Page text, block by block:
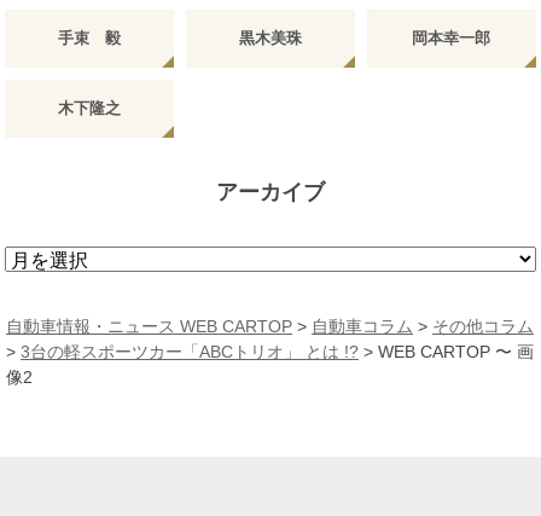
手束 毅 黒木美珠 岡本幸一郎
木下隆之
アーカイブ
ア
カ
イ
ブ
自動車情報・ニュース WEB CARTOP > 自動車コラム > その他コラム
> 3台の軽スポーツカー「ABCトリオ」 とは !? > WEB CARTOP 〜 画
像2